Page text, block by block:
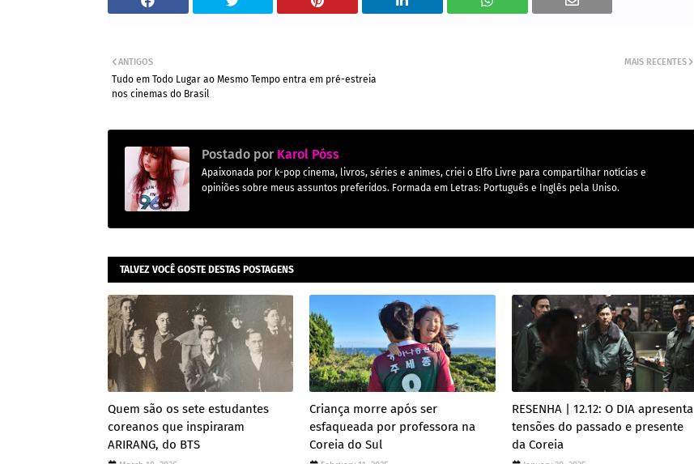
MAIS RECENTES
ANTIGOS
Tudo em Todo Lugar ao Mesmo Tempo entra em pré-estreia
nos cinemas do Brasil
Postado por Karol Póss
Apaixonada por k-pop cinema, livros, séries e animes, criei o Elfo Livre para compartilhar notícias e
opiniões sobre meus assuntos preferidos. Formada em Letras: Português e Inglês pela Uniso.
TALVEZ VOCÊ GOSTE DESTAS POSTAGENS
Quem são os sete estudantes
coreanos que inspiraram
ARIRANG, do BTS
Criança morre após ser
esfaqueada por professora na
Coreia do Sul
RESENHA | 12.12: O DIA apresenta
tensões do passado e presente
da Coreia